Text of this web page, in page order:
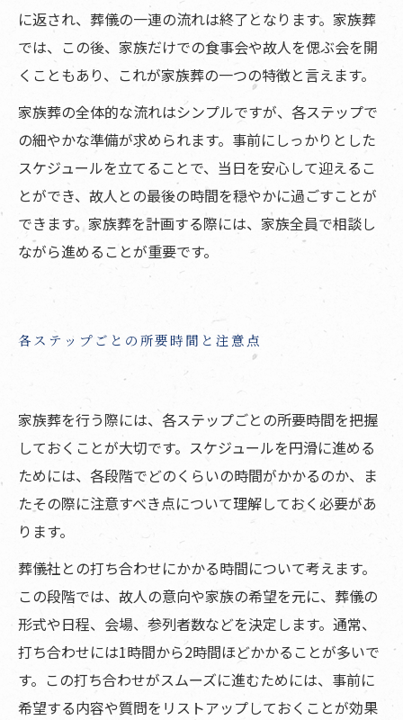
に返され、葬儀の一連の流れは終了となります。家族葬
では、この後、家族だけでの食事会や故人を偲ぶ会を開
くこともあり、これが家族葬の一つの特徴と言えます。
家族葬の全体的な流れはシンプルですが、各ステップで
の細やかな準備が求められます。事前にしっかりとした
スケジュールを立てることで、当日を安心して迎えるこ
とができ、故人との最後の時間を穏やかに過ごすことが
できます。家族葬を計画する際には、家族全員で相談し
ながら進めることが重要です。
各ステップごとの所要時間と注意点
家族葬を行う際には、各ステップごとの所要時間を把握
しておくことが大切です。スケジュールを円滑に進める
ためには、各段階でどのくらいの時間がかかるのか、ま
たその際に注意すべき点について理解しておく必要があ
ります。
葬儀社との打ち合わせにかかる時間について考えます。
この段階では、故人の意向や家族の希望を元に、葬儀の
形式や日程、会場、参列者数などを決定します。通常、
打ち合わせには1時間から2時間ほどかかることが多いで
す。この打ち合わせがスムーズに進むためには、事前に
希望する内容や質問をリストアップしておくことが効果